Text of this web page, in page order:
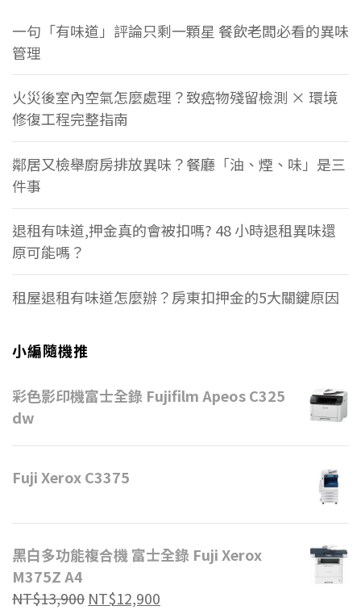
一句「有味道」評論只剩一顆星 餐飲老闆必看的異味
管理
火災後室內空氣怎麼處理？致癌物殘留檢測 × 環境
修復工程完整指南
鄰居又檢舉廚房排放異味？餐廳「油、煙、味」是三
件事
退租有味道,押金真的會被扣嗎? 48 小時退租異味還
原可能嗎？
租屋退租有味道怎麼辦？房東扣押金的5大關鍵原因
小編隨機推
彩色影印機富士全錄 Fujifilm Apeos C325
dw
Fuji Xerox C3375
黑白多功能複合機 富士全錄 Fuji Xerox
M375Z A4
NT$13,900 NT$12,900